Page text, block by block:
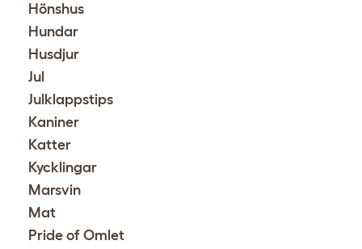
Hönshus
Hundar
Husdjur
Jul
Julklappstips
Kaniner
Katter
Kycklingar
Marsvin
Mat
Pride of Omlet